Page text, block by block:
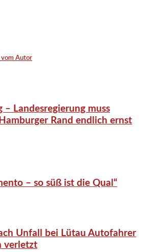
vom Autor
– Landesregierung muss
Rand endlich ernst
– so süß ist die Qual“
Unfall bei Lütau Autofahrer
verletzt